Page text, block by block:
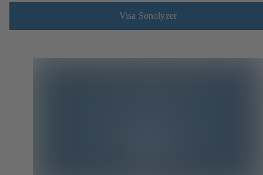
Visa Sonolyzer